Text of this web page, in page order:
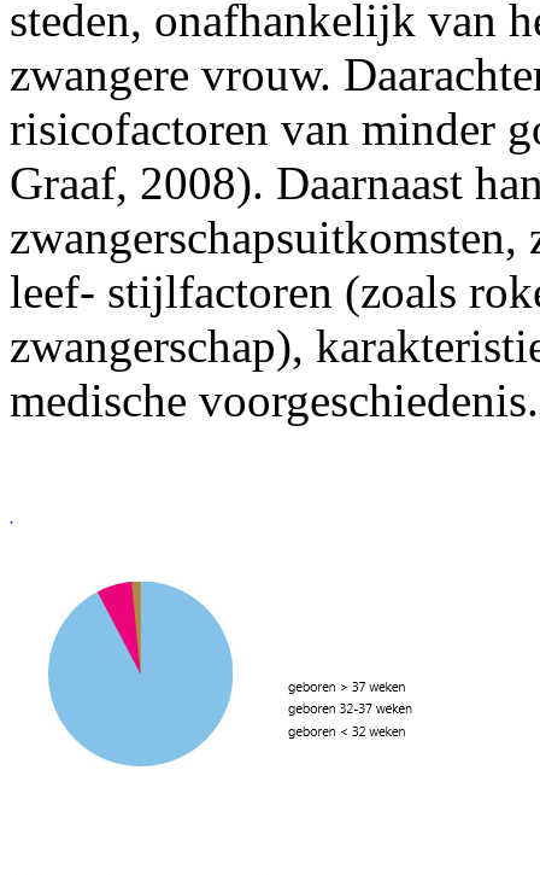
steden, onafhankelijk van
zwangere vrouw.
risicofactoren van minder
Graaf, 2008). Daarnaast
zwangerschapsuitkomsten,
leef- stijlfactoren (zoals
zwangerschap),
medi­sche voorgeschiedenis.